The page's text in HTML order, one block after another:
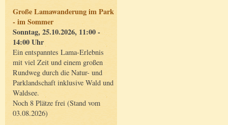
Große Lamawanderung im Park
- im Sommer
Sonntag, 25.10.2026, 11:00 -
14:00 Uhr
Ein entspanntes Lama-Erlebnis
mit viel Zeit und einem großen
Rundweg durch die Natur- und
Parklandschaft inklusive Wald und
Waldsee.
Noch 8 Plätze frei (Stand vom
03.08.2026)